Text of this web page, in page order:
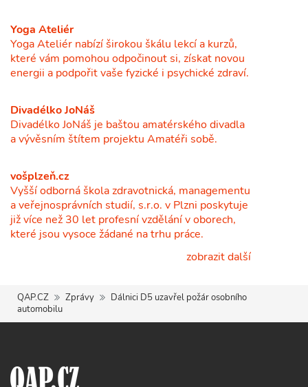
Yoga Ateliér
Yoga Ateliér nabízí širokou škálu lekcí a kurzů,
které vám pomohou odpočinout si, získat novou
energii a podpořit vaše fyzické i psychické zdraví.
Divadélko JoNáš
Divadélko JoNáš je baštou amatérského divadla
a vývěsním štítem projektu Amatéři sobě.
vošplzeň.cz
Vyšší odborná škola zdravotnická, managementu
a veřejnosprávních studií, s.r.o. v Plzni poskytuje
již více než 30 let profesní vzdělání v oborech,
které jsou vysoce žádané na trhu práce.
zobrazit další
QAP.CZ Zprávy
Dálnici D5 uzavřel požár osobního
automobilu